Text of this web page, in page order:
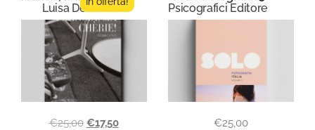
Luisa Denti
€25,00 €17,50
Psicografici Editore
€25,00